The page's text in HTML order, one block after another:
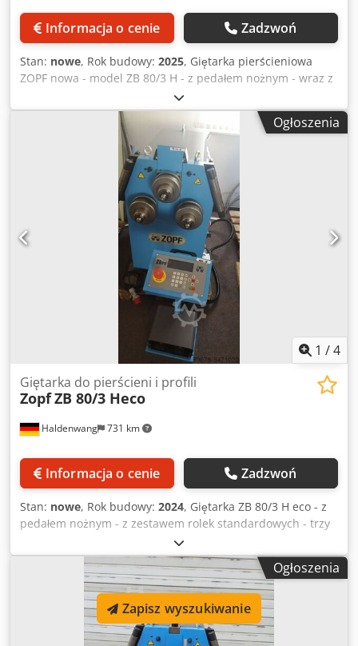
Informacja o cenie Zadzwoń
Stan: nowe, Rok budowy: 2025, Giętarka pierścieniowa
ZOPF nowa - model ZB 80/3 H - z pedałem nożnym - wraz z
zestawem standardowym - trzy napędzane rolki o gładkiej
powierzchni - hydrauliczny posuw górnego wału - pozycja
robocza pozioma i pionowa - wyświetlacz cyfrowy z funkcją
pamięci - Łożyskowanie wałów za pomocą łożysk
stożkowych - Zastosowanie wymiennych szyn ślizgowych
Codpfxsdkxiys Ahlsrf na wózku prowadzącym - Średnica
wałka 190 mm - Średnica wału 50 mm - Obroty wału 7,5
obr/min - Silnik napędowy 1,5 kW - Siła nacisku siłownika
hydraulicznego 160 kN - Możliwość gięcia do 60x15 mm na
krawędzi - Rura okrągła do 80x2 mm - Kątownik 60x60x6
mm - Materiał pełny 40 mm - Waga 675 kg
Ogłoszenia
1 /4
Haldenwang 731 km
Giętarka do pierścieni i profili
ZopfZB 80/3 Heco
Informacja o cenie Zadzwoń
Stan: nowe, Rok budowy: 2024, Giętarka ZB 80/3 H eco - z
pedałem nożnym - z zestawem rolek standardowych - trzy
wały napędowe gładka powierzchnia - hydrauliczna
regulacja rolki środkowej - pozycja robocza pozioma i
pionowa - odczyt cyfrowy z pamięcią - wały są
ułożyskowane stożkowo - prowadnice na suwaku -podpory
są wymienne - średnica wałka: 40 mm - średnica wałka:
152/162 mm - obroty wału: 8,5 U/min Cjdjgh T Hrepfx Ahljrf
- napięcie: 400V 50Hz 3Ph - silnik napędowy: 1,5 kW - silnik
Ogłoszenia
Zapisz wyszukiwanie